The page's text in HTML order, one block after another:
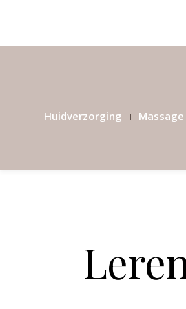
Huidverzorging